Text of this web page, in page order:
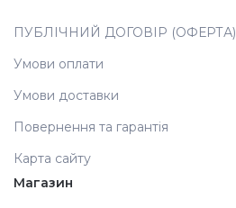
ПУБЛІЧНИЙ ДОГОВІР (ОФЕРТА)
Умови оплати
Умови доставки
Повернення та гарантія
Карта сайту
Магазин